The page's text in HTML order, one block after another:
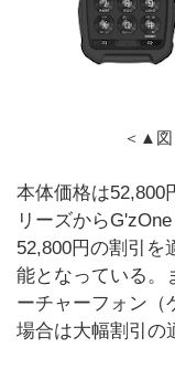
＜▲図
本体価格は52,800
リーズから
52,800円の割引を
能となっている。
ーチャーフォン（
場合は大幅割引の